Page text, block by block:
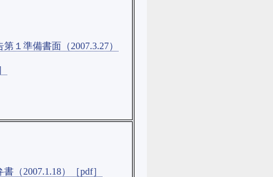
第１準備書面（2007.3.27）
書（2007.1.18）［pdf］